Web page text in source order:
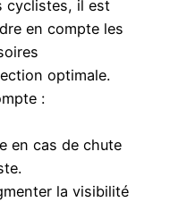
cyclistes, il est
en compte les
optimale.
:
en cas de chute
la visibilité